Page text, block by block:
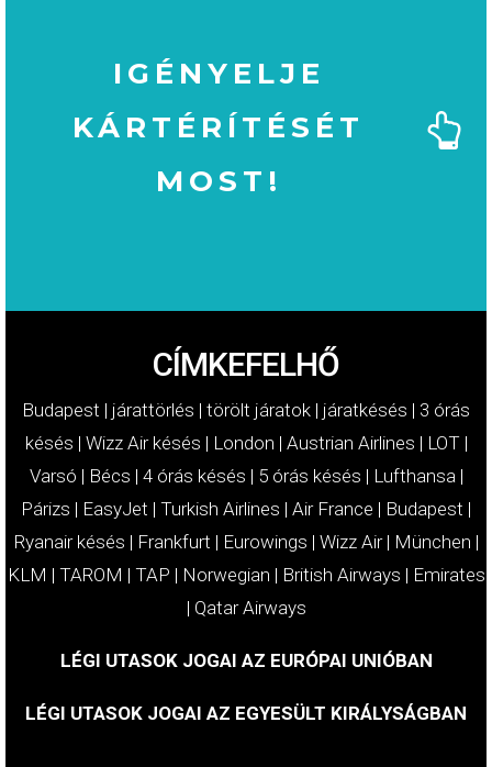
IGÉNYELJE
KÁRTÉRÍTÉSÉT
MOST!
CÍMKEFELHŐ
Budapest | járattörlés | törölt járatok | járatkésés | 3 órás
késés | Wizz Air késés | London | Austrian Airlines | LOT|
Varsó | Bécs | 4 órás késés | 5 órás késés | Lufthansa |
Párizs | EasyJet | Turkish Airlines | Air France | Budapest |
Ryanair késés | Frankfurt | Eurowings | Wizz Air| München |
KLM | TAROM | TAP | Norwegian | British Airways | Emirates
| Qatar Airways
LÉGI UTASOK JOGAI AZ EURÓPAI UNIÓBAN
LÉGI UTASOK JOGAI AZ EGYESÜLT KIRÁLYSÁGBAN